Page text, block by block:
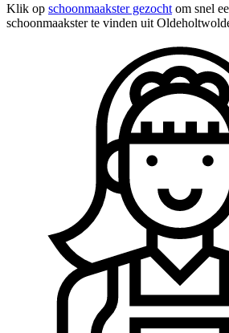
Klik op schoonmaakster gezocht om snel
schoonmaakster te vinden uit